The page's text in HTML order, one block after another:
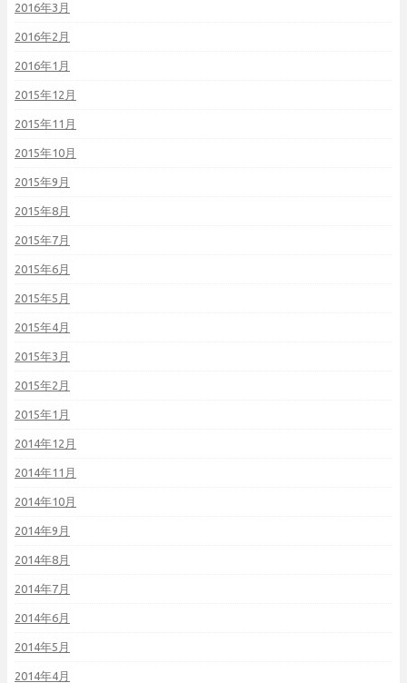
2016年3月
2016年2月
2016年1月
2015年12月
2015年11月
2015年10月
2015年9月
2015年8月
2015年7月
2015年6月
2015年5月
2015年4月
2015年3月
2015年2月
2015年1月
2014年12月
2014年11月
2014年10月
2014年9月
2014年8月
2014年7月
2014年6月
2014年5月
2014年4月